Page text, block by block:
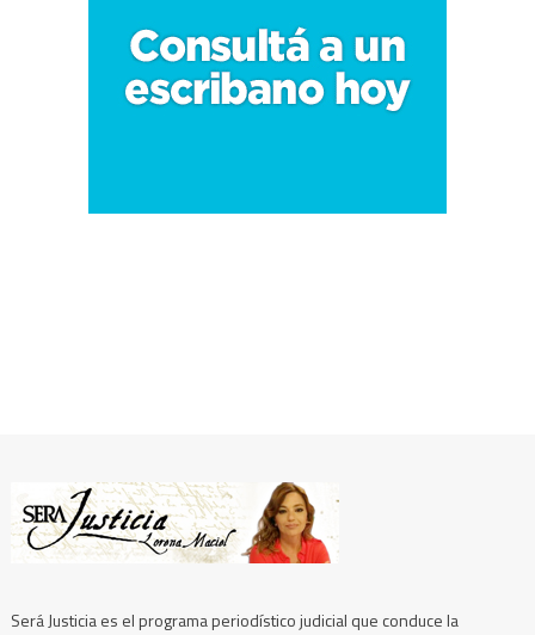
Será Justicia es el programa periodístico judicial que conduce la